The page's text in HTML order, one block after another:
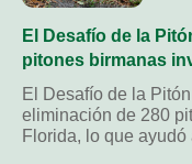
El Desafío de la
pitones birmanas
El Desafío de la
eliminación de 280
Florida, lo que